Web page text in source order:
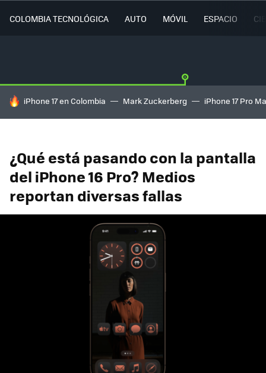
COLOMBIA TECNOLÓGICA AUTO MÓVIL ESPACIO
HOY SE HABLA DE
iPhone 17 en Colombia Mark Zuckerberg iPhone 17 Pro
¿Qué está pasando con la pantalla
del iPhone 16 Pro? Medios
reportan diversas fallas